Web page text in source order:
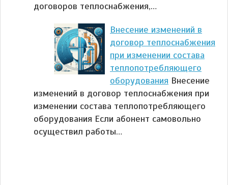
договоров теплоснабжения,…
Внесение изменений в
договор теплоснабжения
при изменении состава
теплопотребляющего
оборудования Внесение
изменений в договор теплоснабжения при
изменении состава теплопотребляющего
оборудования Если абонент самовольно
осуществил работы…